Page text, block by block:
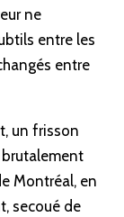
ne
entre les
entre
un frisson
brutalement
Montréal, en
secoué de